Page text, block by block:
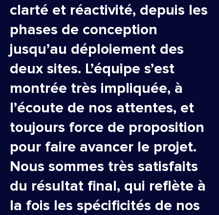
clarté et réactivité, depuis les
phases de conception
jusqu’au déploiement des
deux sites. L’équipe s’est
montrée très impliquée, à
l’écoute de nos attentes, et
toujours force de proposition
pour faire avancer le projet.
Nous sommes très satisfaits
du résultat final, qui reflète à
la fois les spécificités de nos